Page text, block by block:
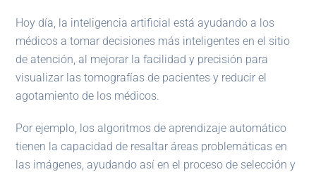
Hoy día, la inteligencia artificial está ayudando a los
médicos a tomar decisiones más inteligentes en el sitio
de atención, al mejorar la facilidad y precisión para
visualizar las tomografías de pacientes y reducir el
agotamiento de los médicos.
Por ejemplo, los algoritmos de aprendizaje automático
tienen la capacidad de resaltar áreas problemáticas en
las imágenes, ayudando así en el proceso de selección y